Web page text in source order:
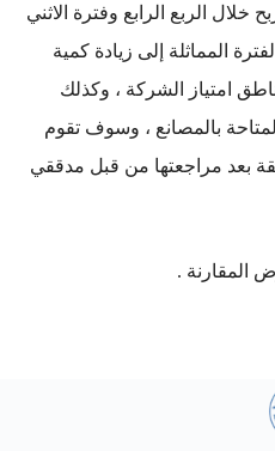
خلال الربع الرابع وفترة الاثني
المماثلة إلى زيادة كمية
امتياز الشركة ، وكذلك
المتاحة بالمصانع ، وسوف تقوم
بعد مراجعتها من قبل مدققي